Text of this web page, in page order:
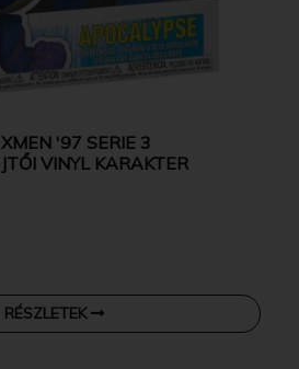
'97 SERIE 3
VINYL KARAKTER
RÉSZLETEK